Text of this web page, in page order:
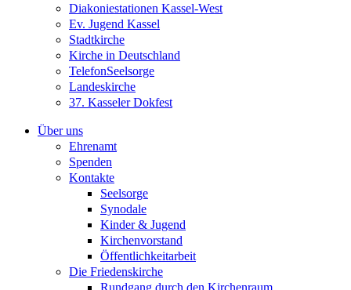
Diakoniestationen Kassel-West
Ev. Jugend Kassel
Stadtkirche
Kirche in Deutschland
TelefonSeelsorge
Landeskirche
37. Kasseler Dokfest
Über uns
Ehrenamt
Spenden
Kontakte
Seelsorge
Synodale
Kinder & Jugend
Kirchenvorstand
Öffentlichkeitarbeit
Die Friedenskirche
Rundgang durch den Kirchenraum